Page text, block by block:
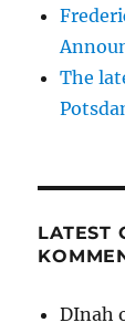
The
LATEST
DInah